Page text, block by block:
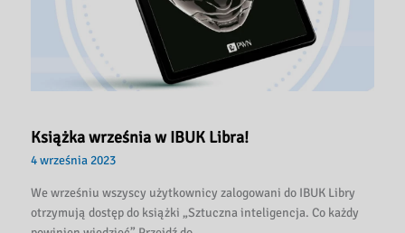
Książka września w IBUK Libra!
4 września 2023
We wrześniu wszyscy użytkownicy zalogowani do IBUK Libry
otrzymują dostęp do książki „Sztuczna inteligencja. Co każdy